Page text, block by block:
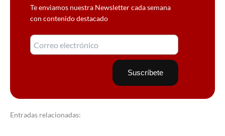
Te enviamos nuestra Newsletter cada semana
con contenido destacado
Entradas relacionadas: